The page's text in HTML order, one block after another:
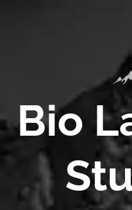
Bio